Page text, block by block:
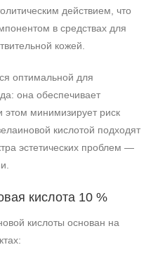
действием, что
в средствах для
кожей.
оптимальной для
она обеспечивает
минимизирует риск
кислотой подходят
эстетических проблем —
кислота 10 %
кислоты основан на